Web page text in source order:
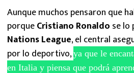
Aunque muchos pensaron que
porqueCristiano Ronaldo se lo
Nations League, el central
por lo deportivo,ya que le
en Italia y piensa que podrá